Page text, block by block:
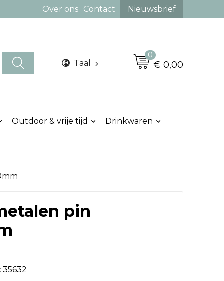
Over ons Contact Nieuwsbrief
Taal
0
€ 0,00
Outdoor & vrije tijd Drinkwaren
pin
35632